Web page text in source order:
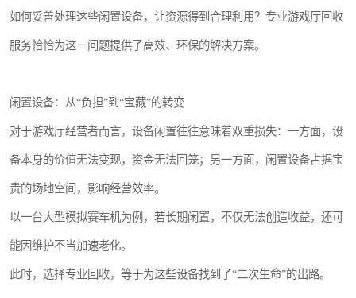
如何妥善处理这些闲置设备，让资源得到合理利用？专业游戏厅回收
服务恰恰为这一问题提供了高效、环保的解决方案。
闲置设备：从“负担”到“宝藏”的转变
对于游戏厅经营者而言，设备闲置往往意味着双重损失：一方面，设
备本身的价值无法变现，资金无法回笼；另一方面，闲置设备占据宝
贵的场地空间，影响经营效率。
以一台大型模拟赛车机为例，若长期闲置，不仅无法创造收益，还可
能因维护不当加速老化。
此时，选择专业回收，等于为这些设备找到了“二次生命”的出路。